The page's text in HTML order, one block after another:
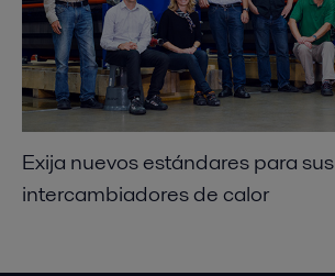
Exija nuevos estándares para sus
intercambiadores de calor